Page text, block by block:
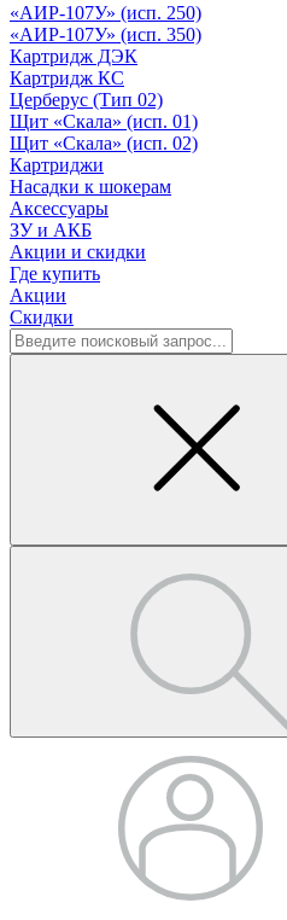
«АИР-107У» (исп. 250)
«АИР-107У» (исп. 350)
Картридж ДЭК
Картридж КС
Церберус (Тип 02)
Щит «Скала» (исп. 01)
Щит «Скала» (исп. 02)
Картриджи
Насадки к шокерам
Аксессуары
ЗУ и АКБ
Акции и скидки
Где купить
Акции
Скидки